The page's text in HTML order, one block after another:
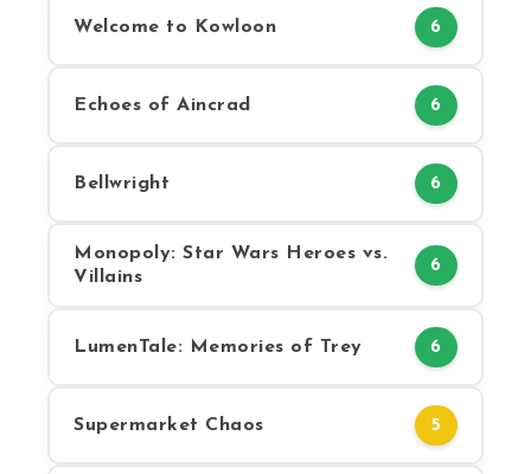
Welcome to Kowloon 6
Echoes of Aincrad 6
Bellwright 6
Monopoly: Star Wars Heroes vs.
Villains
6
LumenTale: Memories of Trey 6
Supermarket Chaos 5